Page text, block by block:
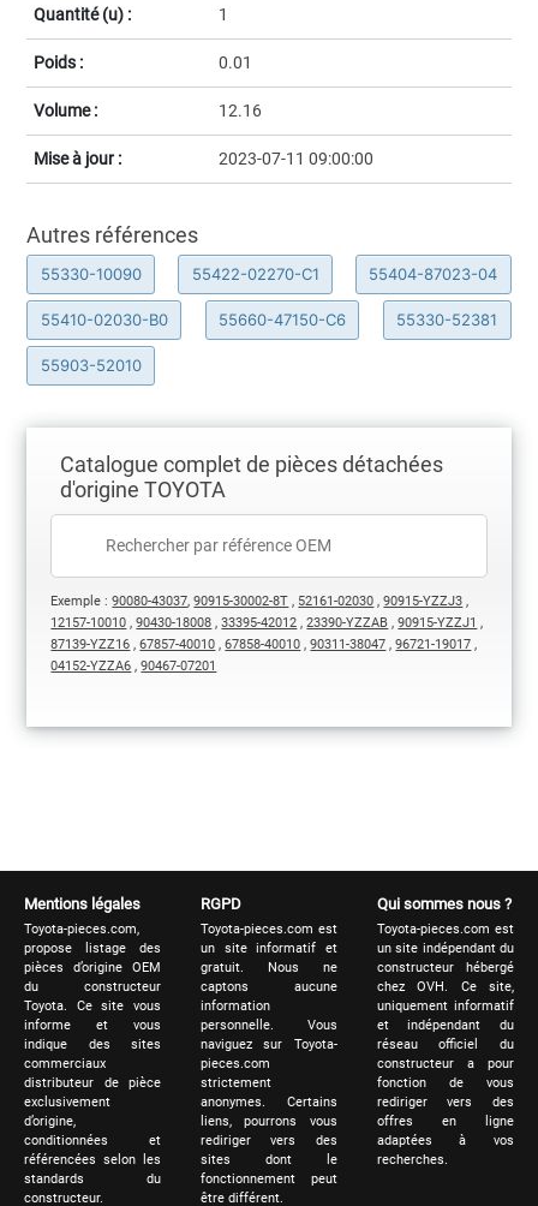
Quantité (u) : 1
Poids : 0.01
Volume : 12.16
Mise à jour : 2023-07-11 09:00:00
Autres références
55330-10090 55422-02270-C1 55404-87023-04
55410-02030-B0 55660-47150-C6 55330-52381
55903-52010
Catalogue complet de pièces détachées
d'origine TOYOTA
Exemple :90080-43037,90915-30002-8T , 52161-02030 ,90915-YZZJ3 ,
12157-10010 ,90430-18008 ,33395-42012 ,23390-YZZAB ,90915-YZZJ1 ,
87139-YZZ16 ,67857-40010 ,67858-40010 ,90311-38047 ,96721-19017 ,
04152-YZZA6 ,90467-07201
Mentions légales
Toyota-pieces.com,
propose listage des
pièces d’origine OEM
du constructeur
Toyota. Ce site vous
informe et vous
indique des sites
commerciaux
distributeur de pièce
exclusivement
d’origine,
conditionnées et
référencées selon les
standards du
constructeur.
RGPD
Toyota-pieces.com est
un site informatif et
gratuit. Nous ne
captons aucune
information
personnelle. Vous
naviguez sur Toyota-
pieces.com
strictement
anonymes. Certains
liens, pourrons vous
rediriger vers des
sites dont le
fonctionnement peut
être différent.
Qui sommes nous ?
Toyota-pieces.com est
un site indépendant du
constructeur hébergé
chez OVH. Ce site,
uniquement informatif
et indépendant du
réseau officiel du
constructeur a pour
fonction de vous
rediriger vers des
offres en ligne
adaptées à vos
recherches.